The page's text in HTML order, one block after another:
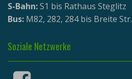
S-Bahn:S1 bis Rathaus Steglitz
Bus: M82, 282, 284 bis Breite Str.
Soziale Netzwerke